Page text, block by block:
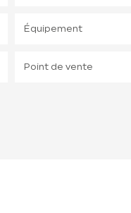
Équipement
Point de vente